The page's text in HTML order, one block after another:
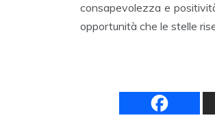
consapevolezza e
opportunità che le stelle